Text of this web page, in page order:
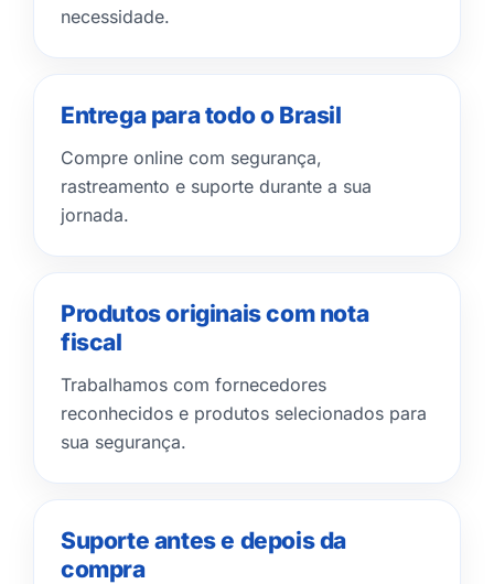
necessidade.
Entrega para todo o Brasil
Compre online com segurança,
rastreamento e suporte durante a sua
jornada.
Produtos originais com nota
fiscal
Trabalhamos com fornecedores
reconhecidos e produtos selecionados para
sua segurança.
Suporte antes e depois da
compra